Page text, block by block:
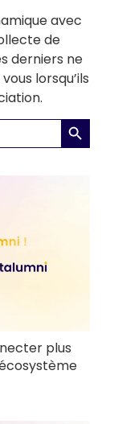
avec
de
derniers ne
lorsqu’ils
Search
plus